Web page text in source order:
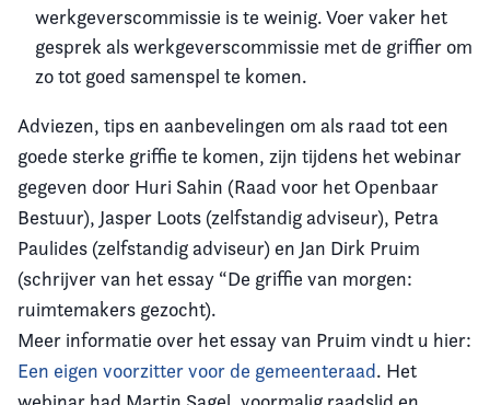
werkgeverscommissie is te weinig. Voer vaker het
gesprek als werkgeverscommissie met de griffier om
zo tot goed samenspel te komen.
Adviezen, tips en aanbevelingen om als raad tot een
goede sterke griffie te komen, zijn tijdens het webinar
gegeven door Huri Sahin (Raad voor het Openbaar
Bestuur), Jasper Loots (zelfstandig adviseur), Petra
Paulides (zelfstandig adviseur) en Jan Dirk Pruim
(schrijver van het essay “De griffie van morgen:
ruimtemakers gezocht).
Meer informatie over het essay van Pruim vindt u hier:
Een eigen voorzitter voor de gemeenteraad. Het